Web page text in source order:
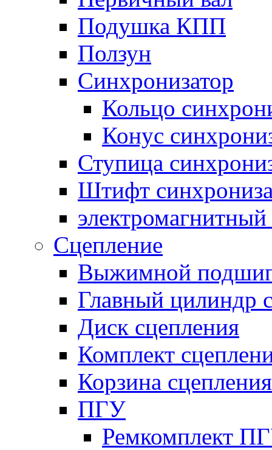
Подушка КПП
Ползун
Синхронизатор
Кольцо
Конус
Ступица
Штифт
электромагнитный
Сцепление
Выжимной
Главный цилиндр
Диск сцепления
Комплект
Корзина сцепления
ПГУ
Ремкомплект